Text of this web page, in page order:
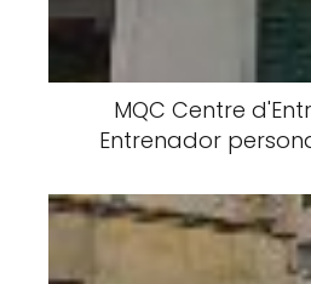
MQC Centre
Entrenador